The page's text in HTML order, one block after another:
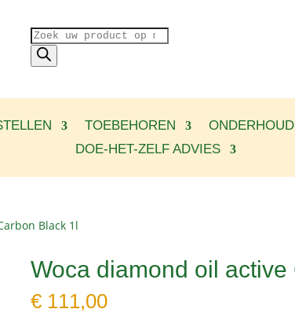
Producten
zoeken
TOEBEHOREN ONDERHOUD
DOE-HET-ZELF ADVIES
Black 1l
Woca diamond oil
€111,00